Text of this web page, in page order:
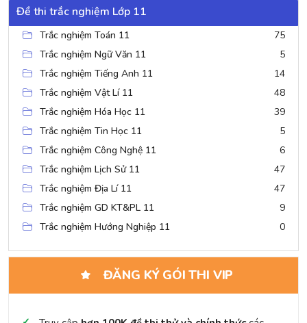
Đề thi trắc nghiệm Lớp 11
Trắc nghiệm Toán 11
75
Trắc nghiệm Ngữ Văn 11
5
Trắc nghiệm Tiếng Anh 11
14
Trắc nghiệm Vật Lí 11
48
Trắc nghiệm Hóa Học 11
39
Trắc nghiệm Tin Học 11
5
Trắc nghiệm Công Nghệ 11
6
Trắc nghiệm Lịch Sử 11
47
Trắc nghiệm Địa Lí 11
47
Trắc nghiệm GD KT&PL 11
9
Trắc nghiệm Hướng Nghiệp 11
0
ĐĂNG KÝ GÓI THI VIP